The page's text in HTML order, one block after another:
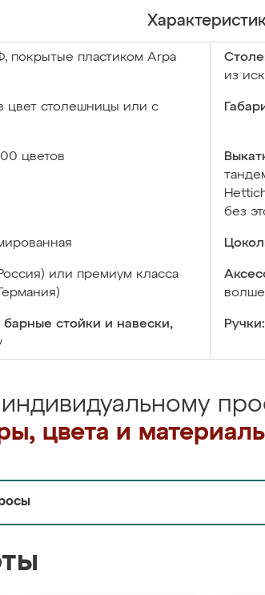
покрытые пластиком Arpa
из
цвет столешницы или с
цветов
без
или премиум класса
стойки и навески,
Ручки:
цвета и